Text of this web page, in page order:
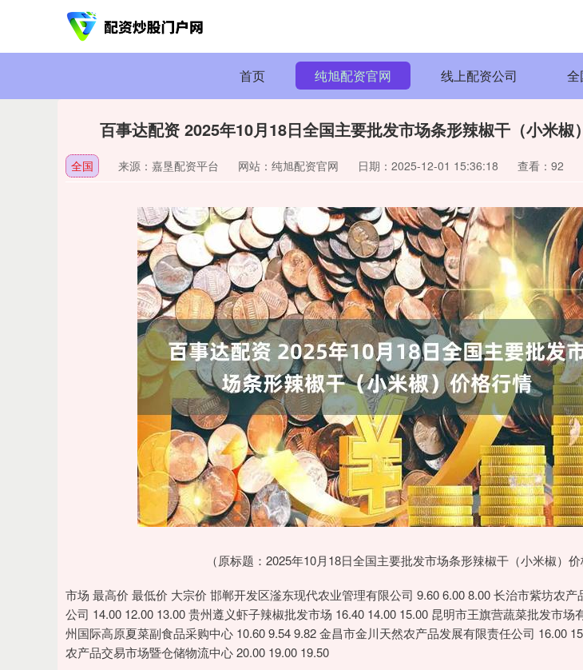
首页 纯旭配资官网 线上配资公司 全
百事达配资 2025年10月18日全国主要批发市场条形辣椒干（小米椒
全国 来源：嘉垦配资平台 网站：纯旭配资官网 日期：2025-12-01 15:36:18 查看：92
（原标题：2025年10月18日全国主要批发市场条形辣椒干（小米椒）
市场 最高价 最低价 大宗价 邯郸开发区滏东现代农业管理有限公司 9.60 6.00 8.00 长治市紫坊农产
公司 14.00 12.00 13.00 贵州遵义虾子辣椒批发市场 16.40 14.00 15.00 昆明市王旗营蔬菜批发市场
州国际高原夏菜副食品采购中心 10.60 9.54 9.82 金昌市金川天然农产品发展有限责任公司 16.00
农产品交易市场暨仓储物流中心 20.00 19.00 19.50
沪深300 4694.44